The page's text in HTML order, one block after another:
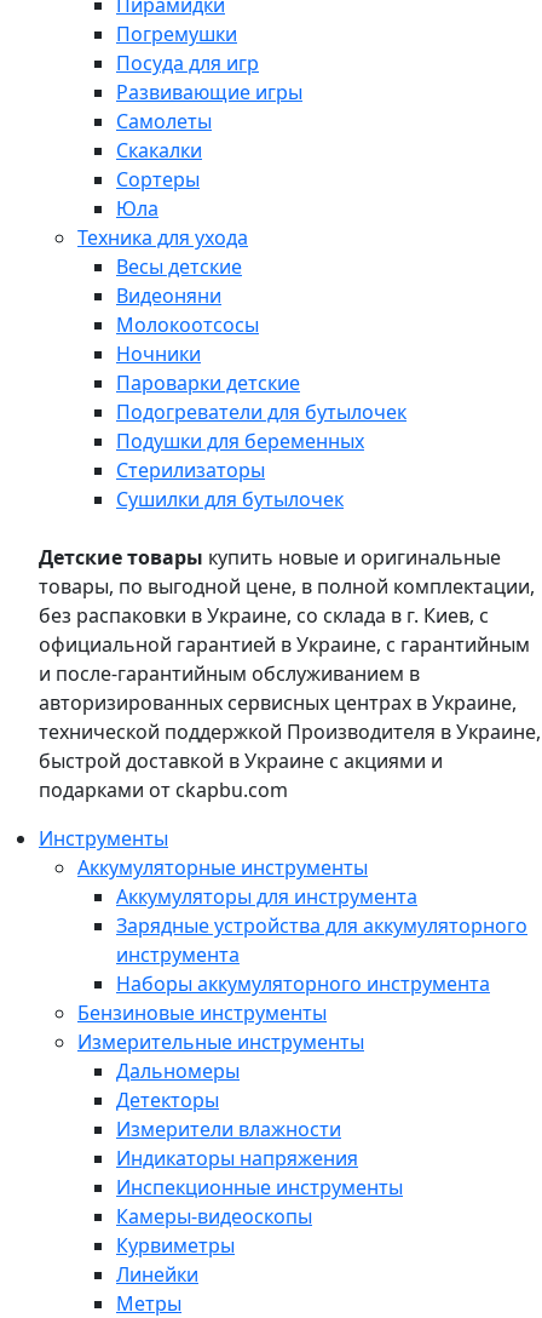
Погремушки
Посуда для игр
Развивающие игры
Самолеты
Скакалки
Сортеры
Юла
Техника для ухода
Весы детские
Видеоняни
Молокоотсосы
Ночники
Пароварки детские
Подогреватели для бутылочек
Подушки для беременных
Стерилизаторы
Сушилки для бутылочек
Детские товары купить новые и оригинальные
товары, по выгодной цене, в полной комплектации,
без распаковки в Украине, со склада в г. Киев, с
официальной гарантией в Украине, с гарантийным
и после-гарантийным обслуживанием в
авторизированных сервисных центрах в Украине,
технической поддержкой Производителя в Украине,
быстрой доставкой в Украине с акциями и
подарками от ckapbu.com
Инструменты
Аккумуляторные инструменты
Аккумуляторы для инструмента
Зарядные устройства для аккумуляторного
инструмента
Наборы аккумуляторного инструмента
Бензиновые инструменты
Измерительные инструменты
Дальномеры
Детекторы
Измерители влажности
Индикаторы напряжения
Инспекционные инструменты
Камеры-видеоскопы
Курвиметры
Линейки
Метры